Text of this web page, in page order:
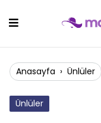
Anasayfa › Ünlüler
Ünlüler